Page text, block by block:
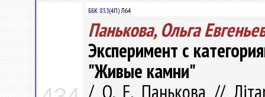
ББК 83.3(4П)Л64
Панькова, Ольга
Эксперимент с
"Живые камни"
/ О. Е. Панькова //